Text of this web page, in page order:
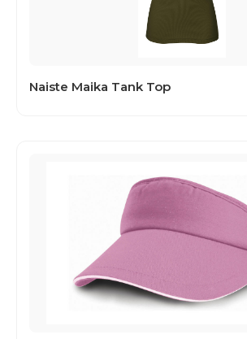
Naiste Maika Tank Top